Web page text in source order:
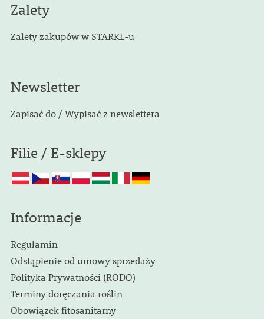
Zalety
Zalety zakupów w STARKL-u
Newsletter
Zapisać do / Wypisać z newslettera
Filie / E-sklepy
Informacje
Regulamin
Odstąpienie od umowy sprzedaży
Polityka Prywatności (RODO)
Terminy doręczania roślin
Obowiązek fitosanitarny